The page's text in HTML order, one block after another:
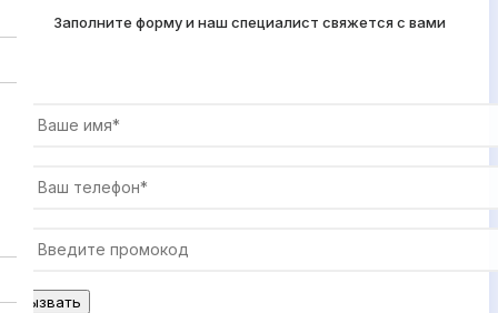
Заполните форму и наш специалист свяжется с вами